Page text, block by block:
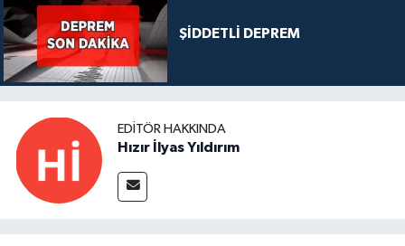
ŞİDDETLİ DEPREM
EDITÖR HAKKINDA
Hızır İlyas Yıldırım